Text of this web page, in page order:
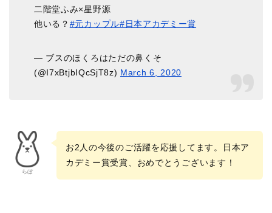
二階堂ふみ×星野源
他いる？ #元カップル#日本アカデミー賞
— ブスのほくろはただの鼻くそ
(@I7xBtjbIQcSjT8z) March 6, 2020
らぼ
お2人の今後のご活躍を応援してます。
日本ア
カデミー賞受賞、おめでとうございます！